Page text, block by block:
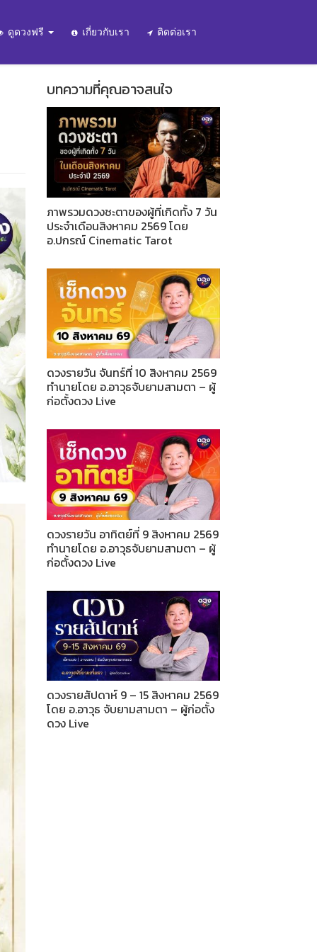
ดูดวงฟรี เกี่ยวกับเรา ติดต่อเรา
บทความที่คุณอาจสนใจ
ภาพรวมดวงชะตาของผู้ที่เกิดทั้ง 7 วัน
ประจำเดือนสิงหาคม 2569 โดย
อ.ปกรณ์ Cinematic Tarot
ดวงรายวัน จันทร์ที่ 10 สิงหาคม 2569
ทำนายโดย อ.อาวุธจับยามสามตา – ผู้
ก่อตั้งดวง Live
ดวงรายวัน อาทิตย์ที่ 9 สิงหาคม 2569
ทำนายโดย อ.อาวุธจับยามสามตา – ผู้
ก่อตั้งดวง Live
ดวงรายสัปดาห์ 9 – 15 สิงหาคม 2569
โดย อ.อาวุธ จับยามสามตา – ผู้ก่อตั้ง
ดวง Live